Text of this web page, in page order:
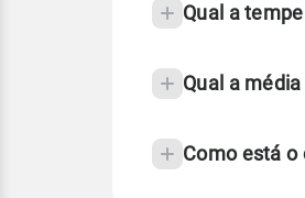
temperatura
Qual a
Qual a
Como está o